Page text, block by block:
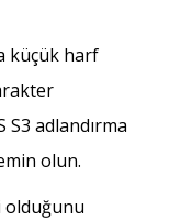
küçük harf
S3 adlandırma
olun.
olduğunu